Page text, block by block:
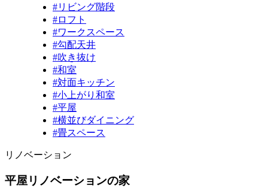
#リビング階段
#ロフト
#ワークスペース
#勾配天井
#吹き抜け
#和室
#対面キッチン
#小上がり和室
#平屋
#横並びダイニング
#畳スペース
リノベーション
平屋リノベーションの家